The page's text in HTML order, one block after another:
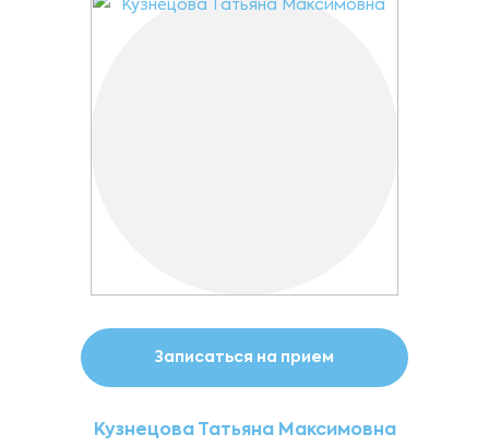
Записаться на прием
Кузнецова Татьяна Максимовна